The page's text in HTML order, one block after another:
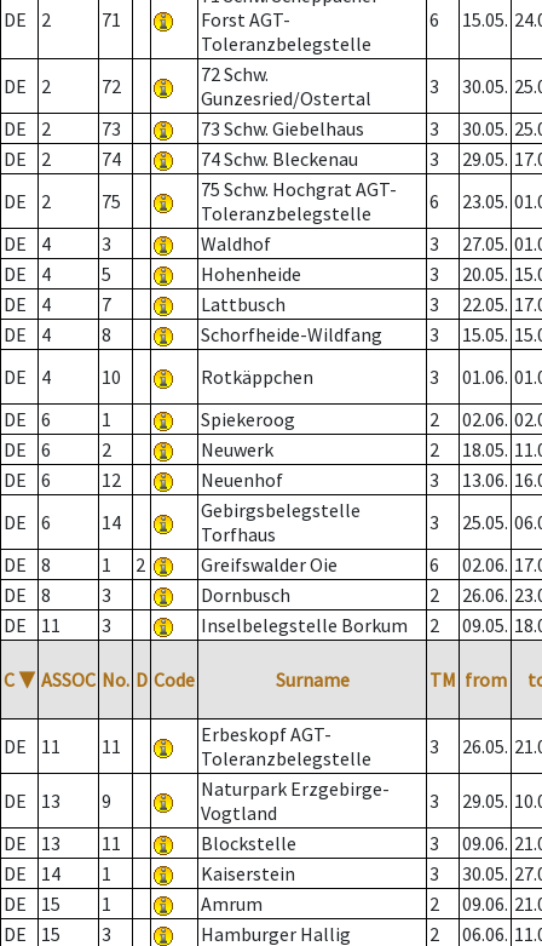
DE 2 71
Forst AGT-
Toleranzbelegstelle
6 15.05.
DE 2 72
72 Schw.
Gunzesried/Ostertal
3 30.05.
DE
2 73 73 Schw. Giebelhaus 3 30.05.
DE
2 74 74 Schw. Bleckenau 3 29.05.
DE
2 75
75 Schw. Hochgrat AGT-
Toleranzbelegstelle
6 23.05.
DE
4 3 Waldhof 3 27.05.
DE
4 5 Hohenheide 3 20.05.
DE
4 7 Lattbusch 3 22.05.
DE
4 8 Schorfheide-Wildfang 3 15.05.
DE
4 10 Rotkäppchen 3 01.06.
DE
6 1 Spiekeroog 2 02.06.
DE
6 2 Neuwerk 2 18.05.
DE
6 12 Neuenhof 3 13.06.
DE
6 14
Gebirgsbelegstelle
Torfhaus
3 25.05.
DE
8 1 2 Greifswalder Oie 6 02.06.
DE
8 3 Dornbusch 2 26.06.
DE
11 3 Inselbelegstelle Borkum 2 09.05.
C ▼ ASSOC No. D Code Surname TM from
DE 11 11
Erbeskopf AGT-
Toleranzbelegstelle
3 26.05.
DE 13 9
Naturpark Erzgebirge-
Vogtland
3 29.05.
DE
13 11 Blockstelle 3 09.06.
DE
14 1 Kaiserstein 3 30.05.
DE
15 1 Amrum 2 09.06.
DE
15 3 Hamburger Hallig 2 06.06.